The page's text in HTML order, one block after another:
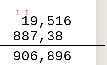
1 1
19,516
887,38
906,896